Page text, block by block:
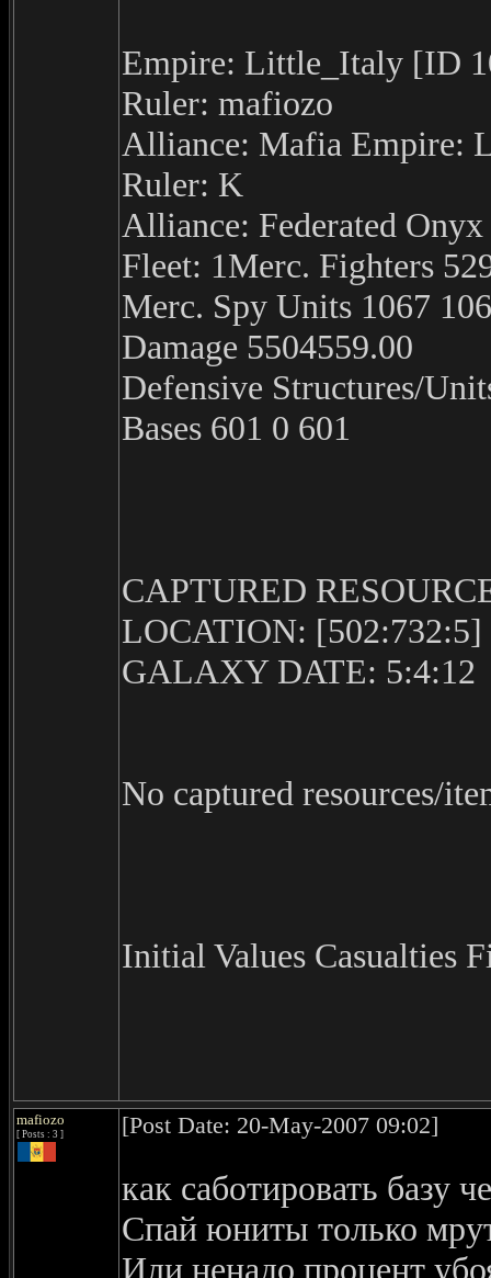
Empire: Little_Italy [ID
Ruler: mafiozo
Alliance: Mafia Empire:
Ruler: K
Alliance: Federated
Fleet: 1Merc. Fighters
Merc. Spy Units 1067
Damage 5504559.00
Defensive Structures/
Bases 601 0 601
CAPTURED
LOCATION: [502:732:5]
GALAXY DATE: 5:4:12
No captured resources/
Initial Values Casualties
mafiozo
[ Posts : 3 ] [Post Date: 20-May-2007 09:02]
как саботировать базу
Спай юниты только
Или ненадо процент